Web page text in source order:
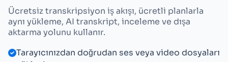
Ücretsiz transkripsiyon iş akışı, ücretli planlarla
aynı yükleme, AI transkript, inceleme ve dışa
aktarma yolunu kullanır.
Tarayıcınızdan doğrudan ses veya video dosyaları